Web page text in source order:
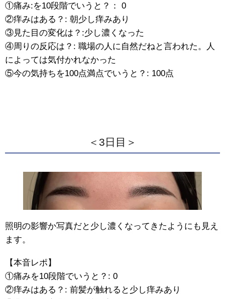
①痛み:を10段階でいうと？： 0
②痒みはある？: 朝少し痒みあり
③見た目の変化は？:少し濃くなった
④周りの反応は？: 職場の人に自然だねと言われた。人
によっては気付かれなかった
⑤今の気持ちを100点満点でいうと？: 100点
＜3日目＞
照明の影響か写真だと少し濃くなってきたようにも見え
ます。
【本音レポ】
①痛みを10段階でいうと？: 0
②痒みはある？: 前髪が触れると少し痒みあり